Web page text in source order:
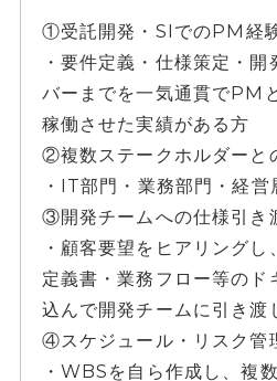
①受託開発・SIでのPM経
・要件定義・仕様策定・
バーまでを一気通貫でPM
稼働させた実績がある方
②複数ステークホルダーと
・IT部門・業務部門・経営
③開発チームへの仕様引き
・顧客要望をヒアリング
定義書・業務フロー等のド
込んで開発チームに引き渡
④スケジュール・リスク管
・WBSを自ら作成し、複